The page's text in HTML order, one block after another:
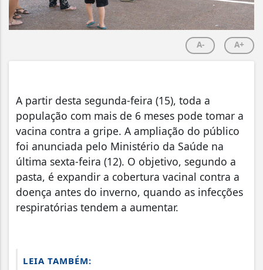
A- A+
A partir desta segunda-feira (15), toda a
população com mais de 6 meses pode tomar a
vacina contra a gripe. A ampliação do público
foi anunciada pelo Ministério da Saúde na
última sexta-feira (12). O objetivo, segundo a
pasta, é expandir a cobertura vacinal contra a
doença antes do inverno, quando as infecções
respiratórias tendem a aumentar.
LEIA TAMBÉM: